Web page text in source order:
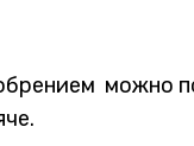
можно